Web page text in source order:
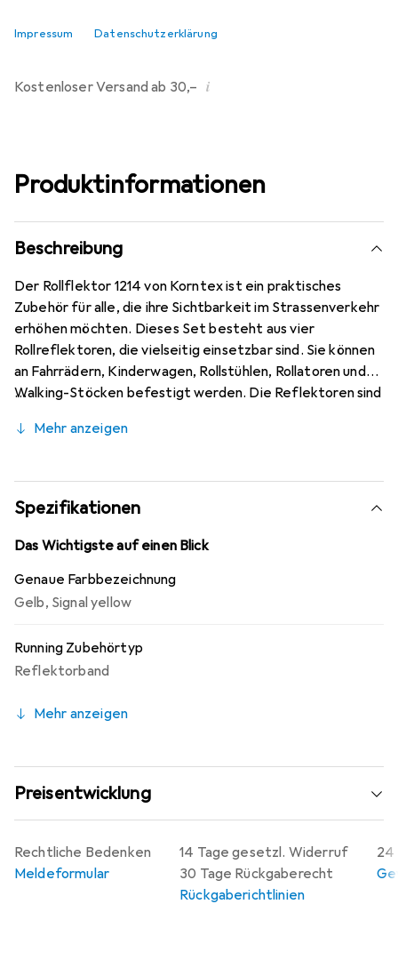
Impressum Datenschutzerklärung
Vergleichen
Kostenloser Versand ab 30,– i
Produktinformationen
Beschreibung
Der Rollflektor 1214 von Korntex ist ein praktisches
Zubehör für alle, die ihre Sichtbarkeit im Strassenverkehr
erhöhen möchten. Dieses Set besteht aus vier
Rollreflektoren, die vielseitig einsetzbar sind. Sie können
an Fahrrädern, Kinderwagen, Rollstühlen, Rollatoren und
Walking-Stöcken befestigt werden. Die Reflektoren sind
ermöglicht. Sie sind ideal für den Einsatz bei Dämmerung
verbessern. Das Set wird in einem Polybeutel geliefert,
was die Aufbewahrung und den Transport erleichtert. Die
gelbe Farbe sorgt für eine hohe Sichtbarkeit und trägt
dazu bei, dass Sie in verschiedenen Umgebungen gut
Mehr anzeigen
Spezifikationen
Das Wichtigste auf einen Blick
Genaue Farbbezeichnung
Gelb, Signal yellow
Running Zubehörtyp
Reflektorband
Mehr anzeigen
Preisentwicklung
14 Tage gesetzl. Widerruf
30 Tage Rückgaberecht
Rückgaberichtlinien
24
Rechtliche Bedenken
Meldeformular